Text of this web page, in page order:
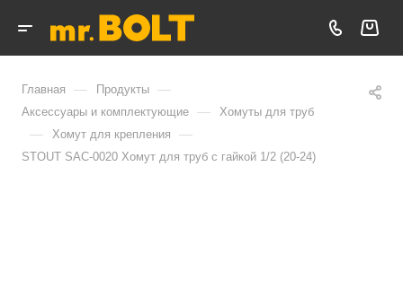
Главная — Продукты —
Аксессуары и комплектующие — Хомуты для труб
— Хомут для крепления —
STOUT SAC-0020 Хомут для труб с гайкой 1/2 (20-24)